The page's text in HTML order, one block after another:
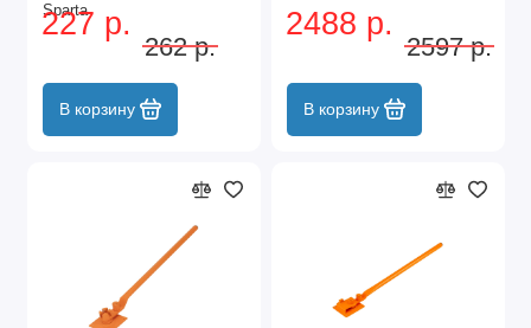
Sparta
227 р.
262 р.
В корзину
2488 р.
2597 р.
В корзину